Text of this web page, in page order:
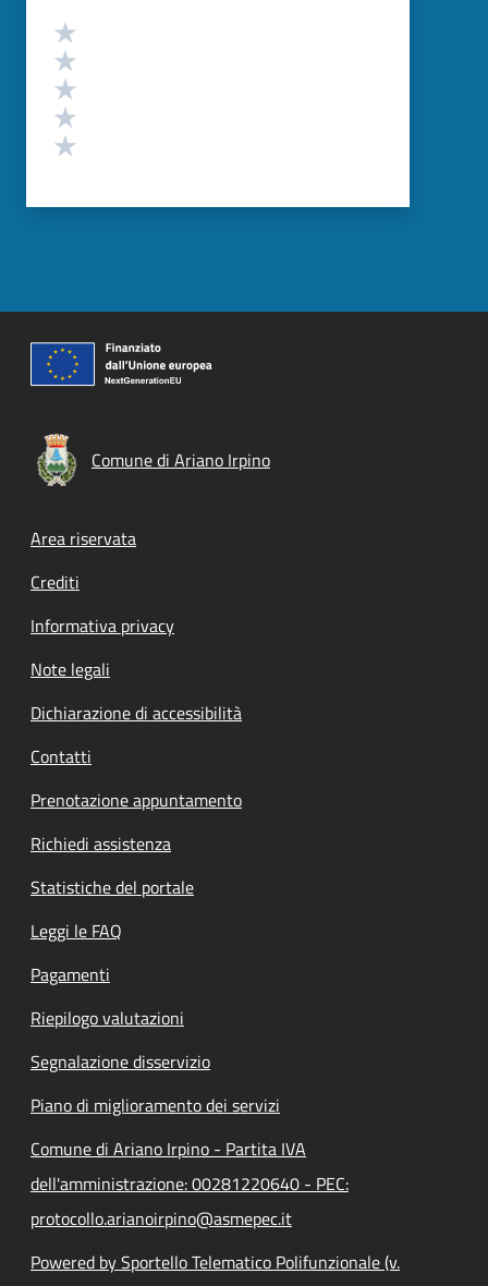
Valutazione
Comune di Ariano Irpino
Footer menu
Area riservata
Crediti
Informativa privacy
Note legali
Dichiarazione di accessibilità
Contatti
Prenotazione appuntamento
Richiedi assistenza
Statistiche del portale
Leggi le FAQ
Pagamenti
Riepilogo valutazioni
Segnalazione disservizio
Piano di miglioramento dei servizi
Comune di Ariano Irpino - Partita IVA
dell'amministrazione: 00281220640 - PEC:
protocollo.arianoirpino@asmepec.it
Powered by Sportello Telematico Polifunzionale (v.